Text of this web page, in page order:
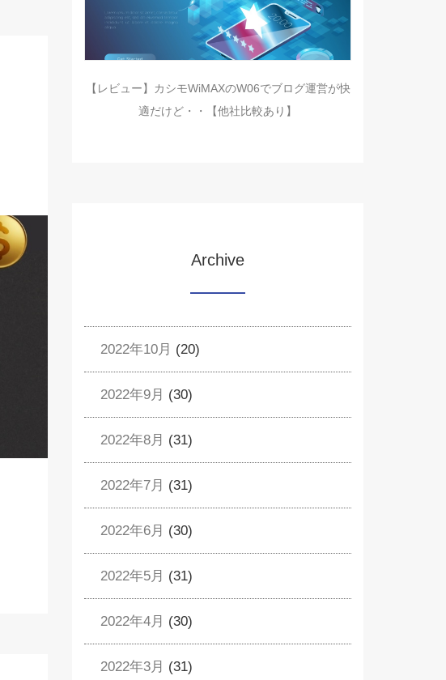
【レビュー】カシモWiMAXのW06でブログ運営が快
適だけど・・【他社比較あり】
Archive
2022年10月 (20)
2022年9月 (30)
2022年8月 (31)
2022年7月 (31)
2022年6月 (30)
2022年5月 (31)
2022年4月 (30)
2022年3月 (31)